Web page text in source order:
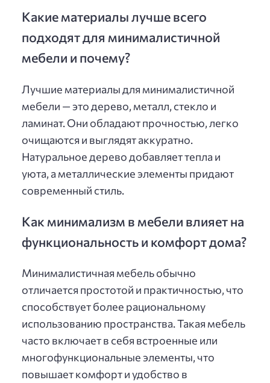
Какие материалы лучше всего
подходят для минималистичной
мебели и почему?
Лучшие материалы для минималистичной
мебели — это дерево, металл, стекло и
ламинат. Они обладают прочностью, легко
очищаются и выглядят аккуратно.
Натуральное дерево добавляет тепла и
уюта, а металлические элементы придают
современный стиль.
Как минимализм в мебели влияет на
функциональность и комфорт дома?
Минималистичная мебель обычно
отличается простотой и практичностью, что
способствует более рациональному
использованию пространства. Такая мебель
часто включает в себя встроенные или
многофункциональные элементы, что
повышает комфорт и удобство в